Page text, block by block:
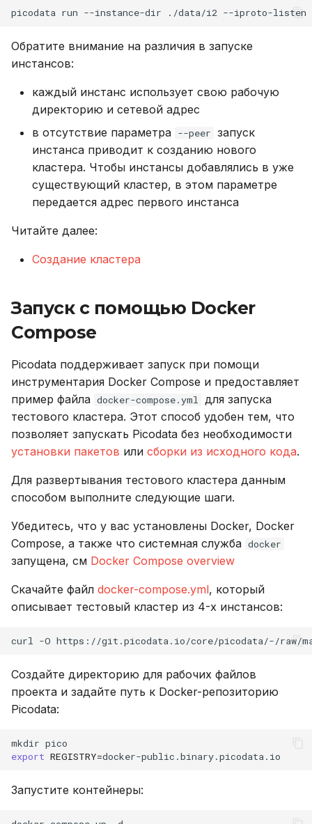
picodata run --instance-dir ./data/i2 --iproto-listen
Обратите внимание на различия в запуске
инстансов:
каждый инстанс использует свою рабочую
директорию и сетевой адрес
в отсутствие параметра --peer запуск
инстанса приводит к созданию нового
кластера. Чтобы инстансы добавлялись в уже
существующий кластер, в этом параметре
передается адрес первого инстанса
Читайте далее:
Создание кластера
Запуск с помощью Docker
Compose
Picodata поддерживает запуск при помощи
инструментария Docker Compose и предоставляет
пример файла docker-compose.yml для запуска
тестового кластера. Этот способ удобен тем, что
позволяет запускать Picodata без необходимости
установки пакетов или сборки из исходного кода.
Для развертывания тестового кластера данным
способом выполните следующие шаги.
Убедитесь, что у вас установлены Docker, Docker
Compose, а также что системная служба docker
запущена, см Docker Compose overview
Скачайте файл docker-compose.yml, который
описывает тестовый кластер из 4-х инстансов:
curl -O https://git.picodata.io/core/picodata/-/raw/
Создайте директорию для рабочих файлов
проекта и задайте путь к Docker-репозиторию
Picodata:
mkdir
export REGISTRY=
Запустите контейнеры: